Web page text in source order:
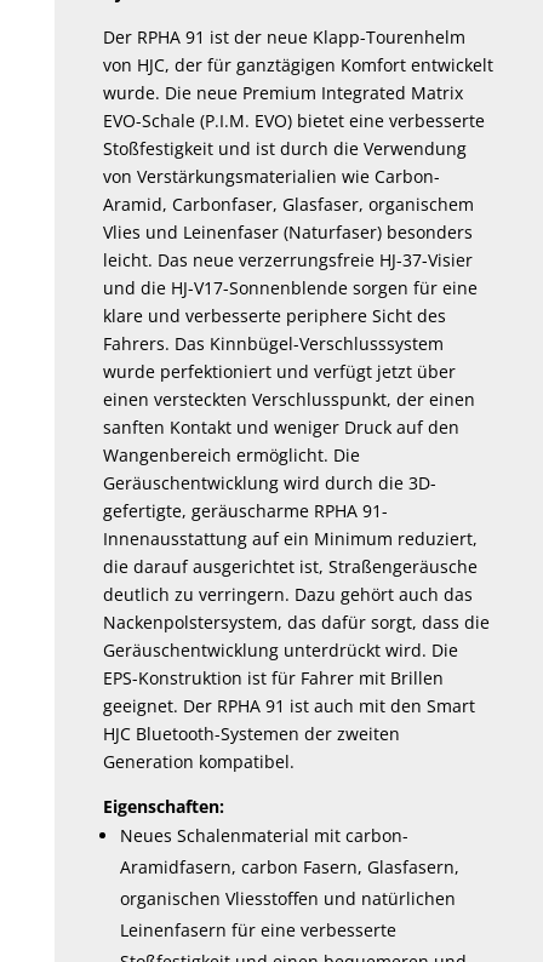
Der RPHA 91 ist der neue Klapp-Tourenhelm
von HJC, der für ganztägigen Komfort entwickelt
wurde. Die neue Premium Integrated Matrix
EVO-Schale (P.I.M. EVO) bietet eine verbesserte
Stoßfestigkeit und ist durch die Verwendung
von Verstärkungsmaterialien wie Carbon-
Aramid, Carbonfaser, Glasfaser, organischem
Vlies und Leinenfaser (Naturfaser) besonders
leicht. Das neue verzerrungsfreie HJ-37-Visier
und die HJ-V17-Sonnenblende sorgen für eine
klare und verbesserte periphere Sicht des
Fahrers. Das Kinnbügel-Verschlusssystem
wurde perfektioniert und verfügt jetzt über
einen versteckten Verschlusspunkt, der einen
sanften Kontakt und weniger Druck auf den
Wangenbereich ermöglicht. Die
Geräuschentwicklung wird durch die 3D-
gefertigte, geräuscharme RPHA 91-
Innenausstattung auf ein Minimum reduziert,
die darauf ausgerichtet ist, Straßengeräusche
deutlich zu verringern. Dazu gehört auch das
Nackenpolstersystem, das dafür sorgt, dass die
Geräuschentwicklung unterdrückt wird. Die
EPS-Konstruktion ist für Fahrer mit Brillen
geeignet. Der RPHA 91 ist auch mit den Smart
HJC Bluetooth-Systemen der zweiten
Generation kompatibel.
Eigenschaften:
Neues Schalenmaterial mit carbon-
Aramidfasern, carbon Fasern, Glasfasern,
organischen Vliesstoffen und natürlichen
Leinenfasern für eine verbesserte